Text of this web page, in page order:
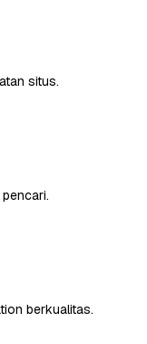
situs.
berkualitas.